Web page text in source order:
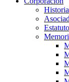
Historia